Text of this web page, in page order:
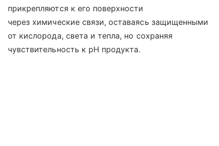
прикрепляются к его поверхности
через химические связи, оставаясь защищенными
от кислорода, света и тепла, но сохраняя
чувствительность к pH продукта.